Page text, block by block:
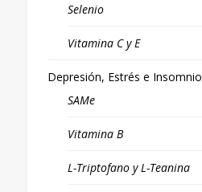
Selenio
Vitamina C y E
Depresión, Estrés e Insomnio
SAMe
Vitamina B
L-Triptofano y L-Teanina